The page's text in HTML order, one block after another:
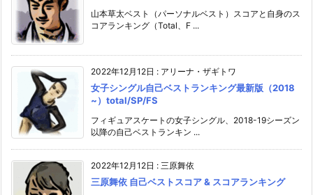
山本草太ベスト（パーソナルベスト）スコアと自身のス
コアランキング（Total、F ...
2022年12月12日 : アリーナ・ザギトワ
女子シングル自己ベストランキング最新版（2018
~）total/SP/FS
フィギュアスケートの女子シングル、2018-19シーズン
以降の自己ベストランキン ...
2022年12月12日 : 三原舞依
三原舞依 自己ベストスコア & スコアランキング